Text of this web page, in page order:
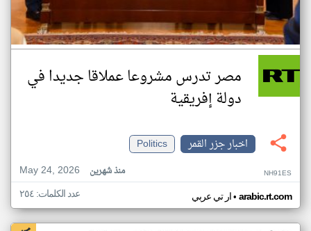
مصر تدرس مشروعا عملاقا جديدا في
دولة إفريقية
اخبار جزر القمر
Politics
May 24, 2026
منذ شهرين NH91ES
ار تي عربي• arabic.rt.com عدد الكلمات: ٢٥٤